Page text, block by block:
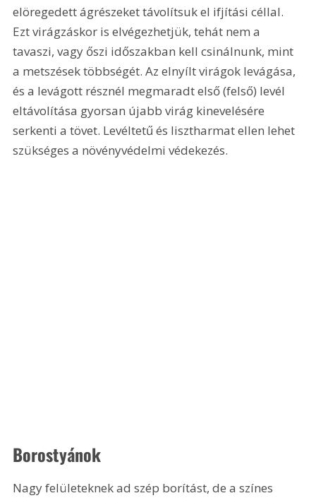
elöregedett ágrészeket távolítsuk el ifjítási céllal.
Ezt virágzáskor is elvégezhetjük, tehát nem a
tavaszi, vagy őszi időszakban kell csinálnunk, mint
a metszések többségét. Az elnyílt virágok levágása,
és a levágott résznél megmaradt első (felső) levél
eltávolítása gyorsan újabb virág kinevelésére
serkenti a tövet. Levéltetű és lisztharmat ellen lehet
szükséges a növényvédelmi védekezés.
Borostyánok
Nagy felületeknek ad szép borítást, de a színes